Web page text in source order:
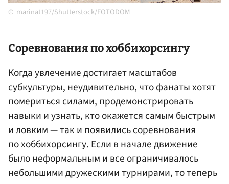
marinat197/Shutterstock/FOTODOM
Соревнования по хоббихорсингу
Когда увлечение достигает масштабов
субкультуры, неудивительно, что фанаты хотят
помериться силами, продемонстрировать
навыки и узнать, кто окажется самым быстрым
и ловким — так и появились соревнования
по хоббихорсингу. Если в начале движение
было неформальным и все ограничивалось
небольшими дружескими турнирами, то теперь